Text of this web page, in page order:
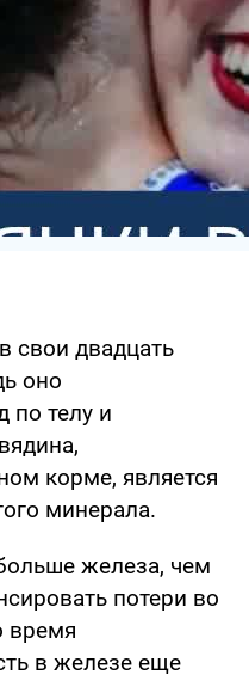
двадцать
оно
по телу и
корме, является
минерала.
железа, чем
потери во
время
в железе еще